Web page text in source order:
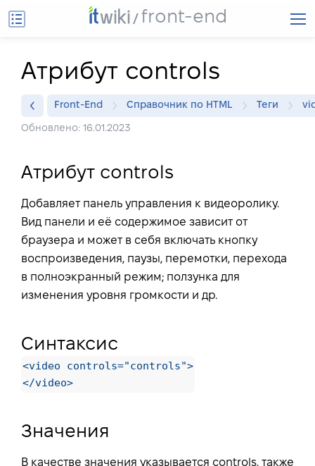
front-end
Атрибут controls
Front-End Справочник по HTML Теги
Обновлено: 16.01.2023
Атрибут controls
Добавляет панель управления к видеоролику.
Вид панели и её содержимое зависит от
браузера и может в себя включать кнопку
воспроизведения, паузы, перемотки, перехода
в полноэкранный режим; ползунка для
изменения уровня громкости и др.
Синтаксис
<video controls="controls">
</video>
Значения
В качестве значения указывается controls, также